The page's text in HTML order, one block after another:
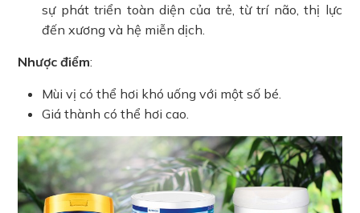
sự phát triển toàn diện của trẻ, từ trí não, thị lực
đến xương và hệ miễn dịch.
Nhược điểm:
Mùi vị có thể hơi khó uống với một số bé.
Giá thành có thể hơi cao.